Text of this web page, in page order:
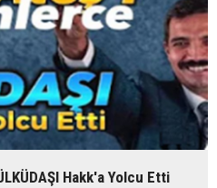
Hakk'a Yolcu Etti